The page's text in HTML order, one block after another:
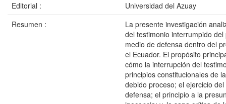
Editorial :
Universidad del Azuay
Resumen :
La presente investigación
del testimonio interrumpido
medio de defensa dentro del
el Ecuador. El propósito
cómo la interrupción del
principios constitucionales de
debido proceso; el ejercicio
defensa; el principio a la